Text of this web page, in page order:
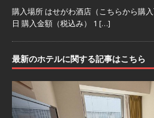
購入場所 はせがわ酒店（こちらから購
日 購入金額（税込み） 1 […]
最新のホテルに関する記事はこちら